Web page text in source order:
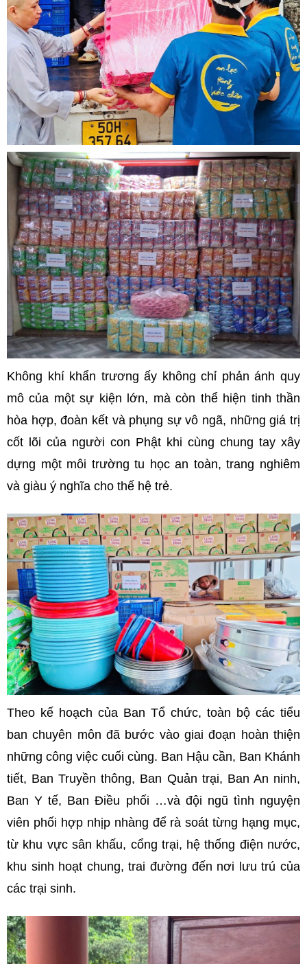
Không khí khẩn trương ấy không chỉ phản ánh quy
mô của một sự kiện lớn, mà còn thể hiện tinh thần
hòa hợp, đoàn kết và phụng sự vô ngã, những giá trị
cốt lõi của người con Phật khi cùng chung tay xây
dựng một môi trường tu học an toàn, trang nghiêm
và giàu ý nghĩa cho thế hệ trẻ.
Theo kế hoạch của Ban Tổ chức, toàn bộ các tiểu
ban chuyên môn đã bước vào giai đoạn hoàn thiện
những công việc cuối cùng. Ban Hậu cần, Ban Khánh
tiết, Ban Truyền thông, Ban Quản trại, Ban An ninh,
Ban Y tế, Ban Điều phối …và đội ngũ tình nguyện
viên phối hợp nhịp nhàng để rà soát từng hạng mục,
từ khu vực sân khấu, cổng trại, hệ thống điện nước,
khu sinh hoạt chung, trai đường đến nơi lưu trú của
các trại sinh.